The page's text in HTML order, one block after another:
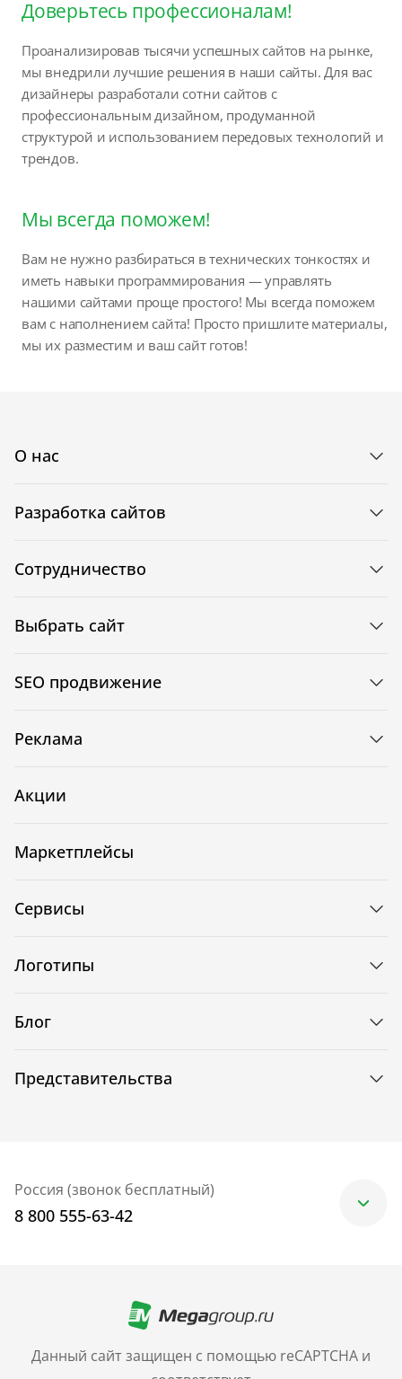
Доверьтесь профессионалам!
Проанализировав тысячи успешных сайтов на рынке,
мы внедрили лучшие решения в наши сайты. Для вас
дизайнеры разработали сотни сайтов с
профессиональным дизайном, продуманной
структурой и использованием передовых технологий и
трендов.
Мы всегда поможем!
Вам не нужно разбираться в технических тонкостях и
иметь навыки программирования — управлять
нашими сайтами проще простого! Мы всегда поможем
вам с наполнением сайта! Просто пришлите материалы,
мы их разместим и ваш сайт готов!
Данный сайт защищен с помощью reCAPTCHA и
О нас
Разработка сайтов
Сотрудничество
Выбрать сайт
SEO продвижение
Реклама
Акции
Маркетплейсы
Сервисы
Логотипы
Блог
Представительства
Россия (звонок бесплатный)
8 800 555-63-42
+7 (499) 705-30-10
Санкт-Петербург